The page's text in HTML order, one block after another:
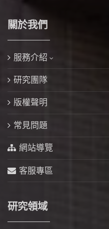
關於我們
服務介紹
研究團隊
版權聲明
常見問題
網站導覽
客服專區
研究領域